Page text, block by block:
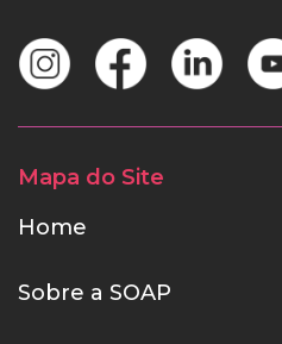
Mapa do Site
Home
Sobre a SOAP